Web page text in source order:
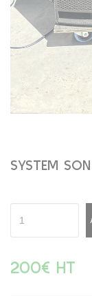
SYSTEM
200€ HT